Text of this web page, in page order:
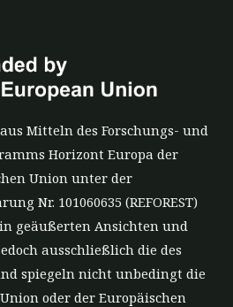
Mitteln des Forschungs- und
Horizont Europa der
Union unter der
Nr. 101060635 (REFOREST)
geäußerten Ansichten und
ausschließlich die des
spiegeln nicht unbedingt die
oder der Europäischen